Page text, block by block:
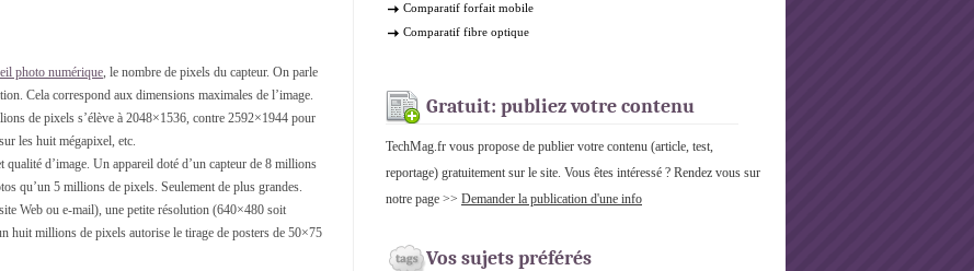
photo numérique, le nombre de pixels du capteur. On parle
Cela correspond aux dimensions maximales de l’image.
de pixels s’élève à 2048×1536, contre 2592×1944 pour
les huit mégapixel, etc.
d’image. Un appareil doté d’un capteur de 8 millions
qu’un 5 millions de pixels. Seulement de plus grandes.
Web ou e-mail), une petite résolution (640×480 soit
huit millions de pixels autorise le tirage de posters de 50×75
Comparatif forfait mobile
Comparatif fibre optique
Gratuit: publiez votre contenu
TechMag.fr vous propose de publier votre contenu (article, test,
reportage) gratuitement sur le site. Vous êtes intéressé ? Rendez vous sur
notre page >> Demander la publication d'une info
Vos sujets préférés